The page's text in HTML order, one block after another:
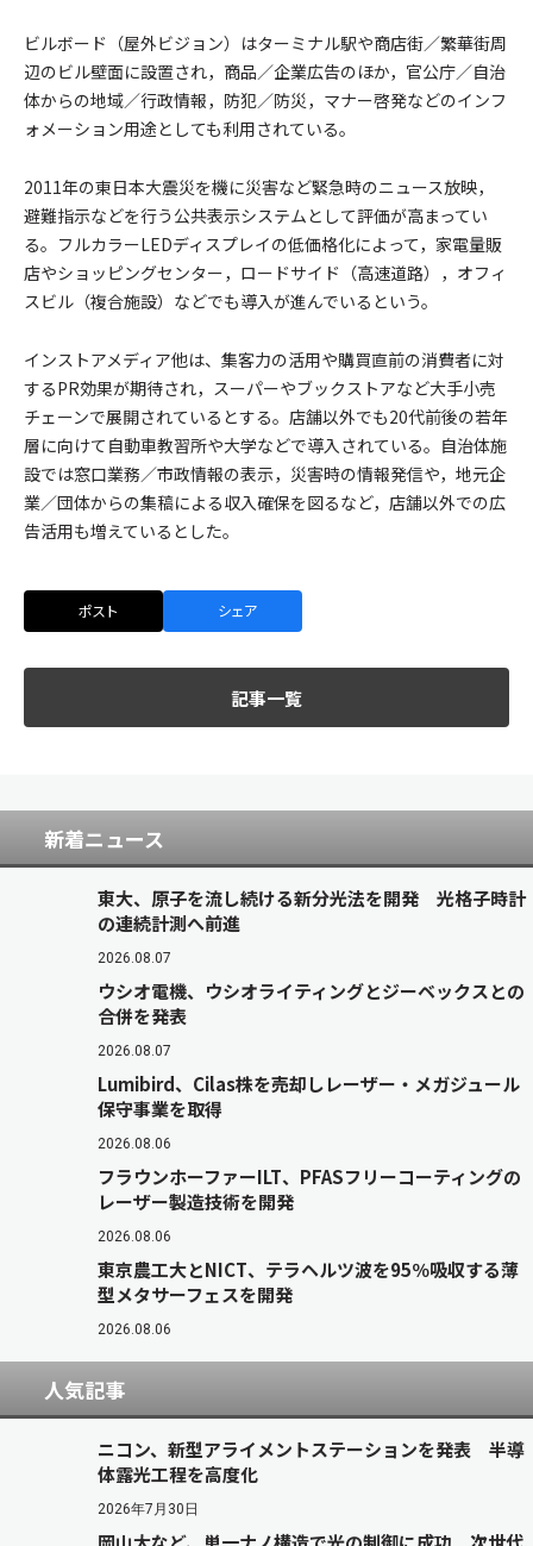
ビルボード（屋外ビジョン）はターミナル駅や商店街／繁華街周
辺のビル壁面に設置され，商品／企業広告のほか，官公庁／自治
体からの地域／行政情報，防犯／防災，マナー啓発などのインフ
ォメーション用途としても利用されている。
2011年の東日本大震災を機に災害など緊急時のニュース放映，
避難指示などを行う公共表示システムとして評価が高まってい
る。フルカラーLEDディスプレイの低価格化によって，家電量販
店やショッピングセンター，ロードサイド（高速道路），オフィ
スビル（複合施設）などでも導入が進んでいるという。
インストアメディア他は、集客力の活用や購買直前の消費者に対
するPR効果が期待され，スーパーやブックストアなど大手小売
チェーンで展開されているとする。店舗以外でも20代前後の若年
層に向けて自動車教習所や大学などで導入されている。自治体施
設では窓口業務／市政情報の表示，災害時の情報発信や，地元企
業／団体からの集稿による収入確保を図るなど，店舗以外での広
告活用も増えているとした。
ポスト シェア
記事一覧
新着ニュース
東大、原子を流し続ける新分光法を開発 光格子時計
の連続計測へ前進
2026.08.07
ウシオ電機、ウシオライティングとジーベックスとの
合併を発表
2026.08.07
Lumibird、Cilas株を売却しレーザー・メガジュール
保守事業を取得
2026.08.06
フラウンホーファーILT、PFASフリーコーティングの
レーザー製造技術を開発
2026.08.06
東京農工大とNICT、テラヘルツ波を95％吸収する薄
型メタサーフェスを開発
2026.08.06
人気記事
ニコン、新型アライメントステーションを発表 半導
体露光工程を高度化
2026年7月30日